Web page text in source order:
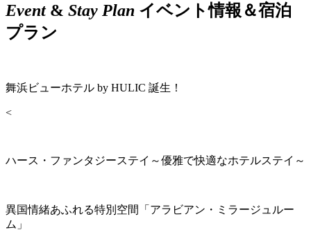
Event& Stay Plan イベント情報＆宿泊
プラン
舞浜ビューホテル by HULIC 誕生！
<
ハース・ファンタジーステイ～優雅で快適なホテルステイ～
異国情緒あふれる特別空間「アラビアン・ミラージュルー
ム」